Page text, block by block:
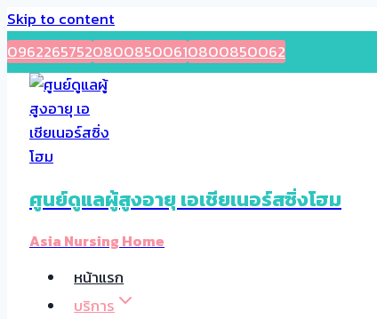
Skip to content
096226575208008500610800850062
ศูนย์ดูแลผู้สูงอายุ เอเชียเนอร์สซิ่งโฮม
Asia Nursing Home
หน้าแรก
บริการ